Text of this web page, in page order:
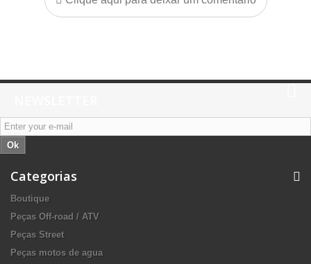
Ok
Categorias
Boutique
Peças Off-road / ATV
Peças Street
Peças motos de agua